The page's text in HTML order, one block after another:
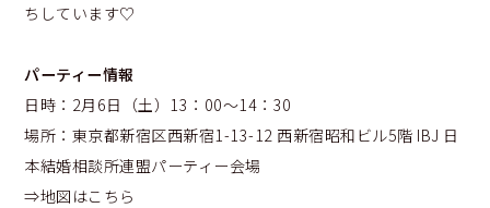
ちしています♡
パーティー情報
日時：2月6日（土）13：00～14：30
場所： 東京都新宿区西新宿1-13-12 西新宿昭和ビル5階 IBJ 日
本結婚相談所連盟パーティー会場
⇒地図はこちら